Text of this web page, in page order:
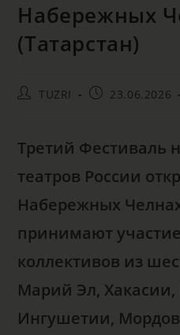
Набережных
(Татарстан)
TUZRI 23.06.2026
Третий Фестиваль
театров России
Набережных
принимают
коллективов из
Марий Эл, Хакасии,
Ингушетии,